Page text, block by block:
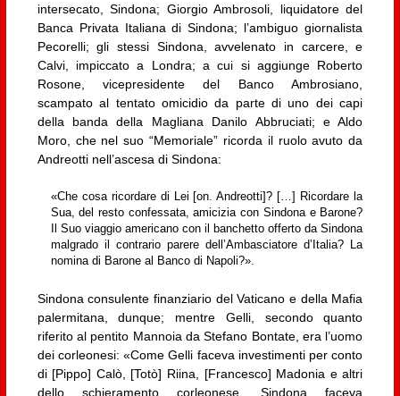
intersecato, Sindona; Giorgio Ambrosoli, liquidatore del
Banca Privata Italiana di Sindona; l’ambiguo giornalista
Pecorelli; gli stessi Sindona, avvelenato in carcere, e
Calvi, impiccato a Londra; a cui si aggiunge Roberto
Rosone, vicepresidente del Banco Ambrosiano,
scampato al tentato omicidio da parte di uno dei capi
della banda della Magliana Danilo Abbruciati; e Aldo
Moro, che nel suo “Memoriale” ricorda il ruolo avuto da
Andreotti nell’ascesa di Sindona:
«Che cosa ricordare di Lei [on. Andreotti]? […] Ricordare la
Sua, del resto confessata, amicizia con Sindona e Barone?
Il Suo viaggio americano con il banchetto offerto da Sindona
malgrado il contrario parere dell’Ambasciatore d’Italia? La
nomina di Barone al Banco di Napoli?».
Sindona consulente finanziario del Vaticano e della Mafia
palermitana, dunque; mentre Gelli, secondo quanto
riferito al pentito Mannoia da Stefano Bontate, era l’uomo
dei corleonesi: «Come Gelli faceva investimenti per conto
di [Pippo] Calò, [Totò] Riina, [Francesco] Madonia e altri
dello schieramento corleonese, Sindona faceva